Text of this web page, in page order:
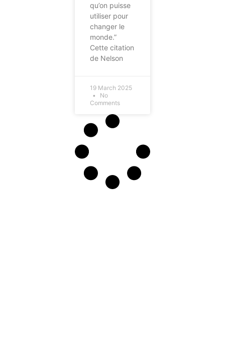
qu’on puisse
utiliser pour
changer le
monde.”
Cette citation
de Nelson
19 March 2025
No
Comments